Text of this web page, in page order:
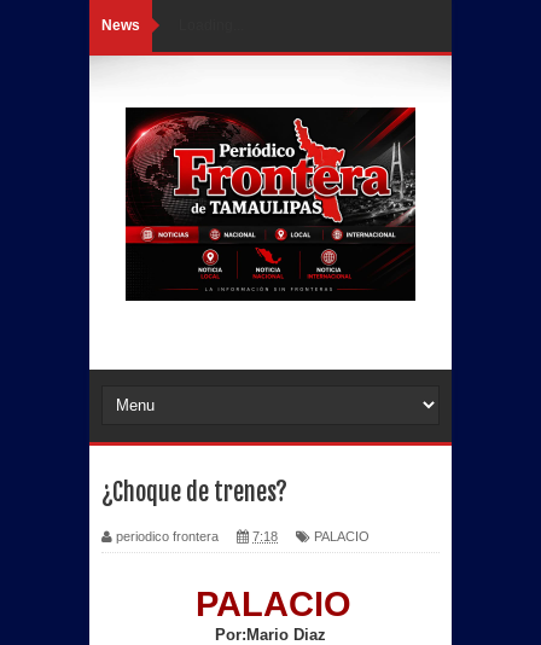
News
¿Choque de trenes?
periodico frontera 7:18 PALACIO
PALACIO
Por:Mario Diaz